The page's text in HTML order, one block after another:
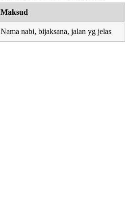
Maksud
Nama nabi, bijaksana, jalan yg jelas